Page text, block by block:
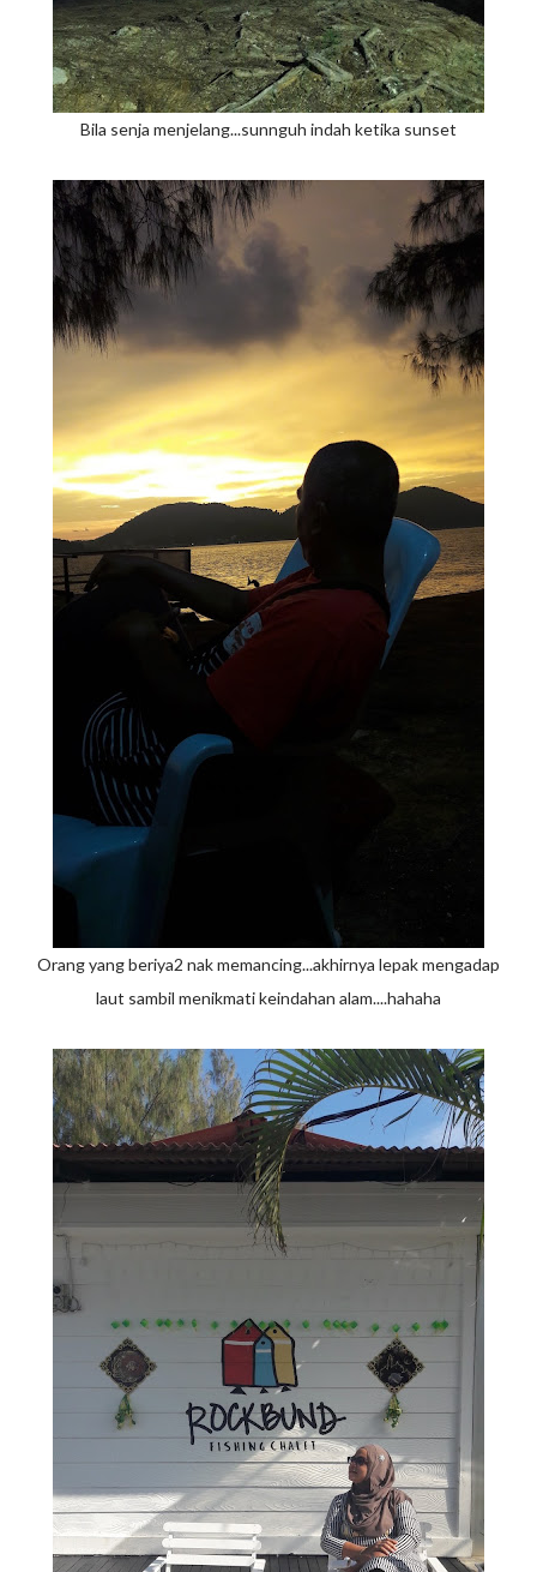
Bila senja menjelang...sunnguh indah ketika sunset
Orang yang beriya2 nak memancing...akhirnya lepak mengadap
laut sambil menikmati keindahan alam....hahaha